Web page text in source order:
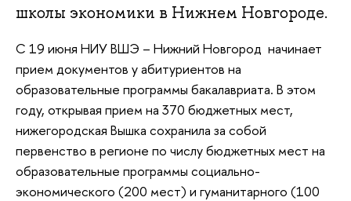
школы экономики в Нижнем Новгороде.
С 19 июня НИУ ВШЭ – Нижний Новгород начинает
прием документов у абитуриентов на
образовательные программы бакалавриата. В этом
году, открывая прием на 370 бюджетных мест,
нижегородская Вышка сохранила за собой
первенство в регионе по числу бюджетных мест на
образовательные программы социально-
экономического (200 мест) и гуманитарного (100